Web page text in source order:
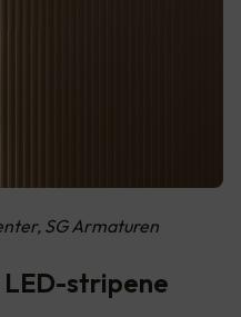
SG Armaturen
LED-stripene